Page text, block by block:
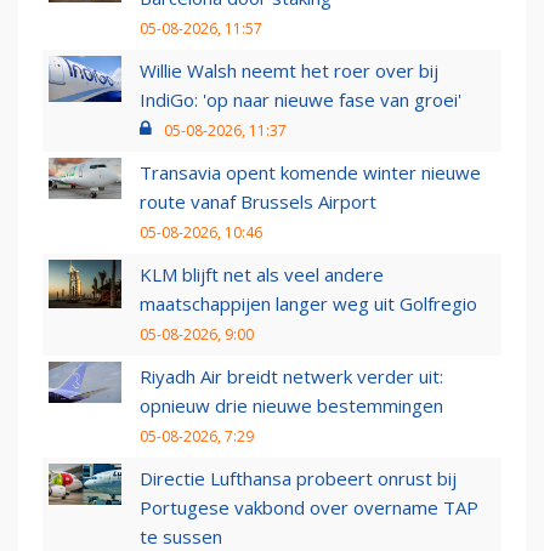
05-08-2026, 11:57
Willie Walsh neemt het roer over bij
IndiGo: 'op naar nieuwe fase van groei'
05-08-2026, 11:37
Transavia opent komende winter nieuwe
route vanaf Brussels Airport
05-08-2026, 10:46
KLM blijft net als veel andere
maatschappijen langer weg uit Golfregio
05-08-2026, 9:00
Riyadh Air breidt netwerk verder uit:
opnieuw drie nieuwe bestemmingen
05-08-2026, 7:29
Directie Lufthansa probeert onrust bij
Portugese vakbond over overname TAP
te sussen